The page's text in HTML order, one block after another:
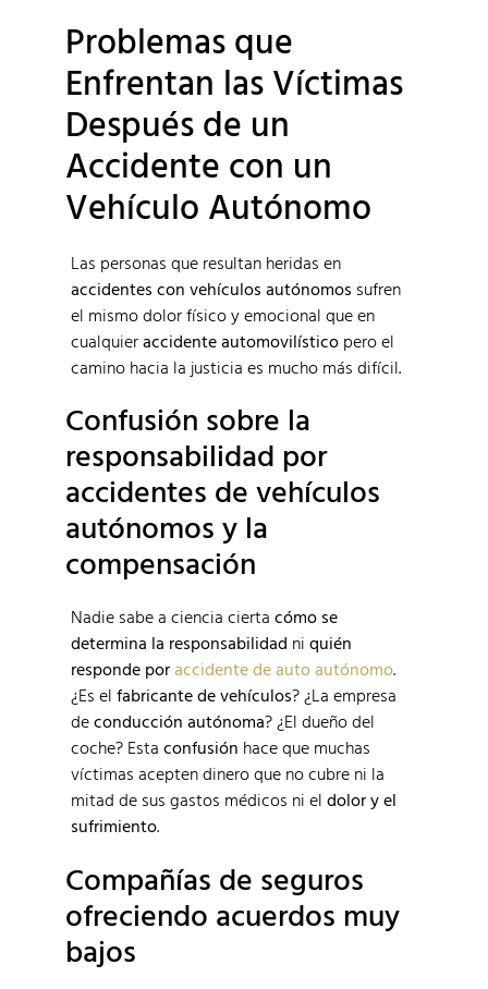
Problemas que
Enfrentan las Víctimas
Después de un
Accidente con un
Vehículo Autónomo
Las personas que resultan heridas en
accidentes con vehículos autónomos sufren
el mismo dolor físico y emocional que en
cualquieraccidente automovilístico pero el
camino hacia la justicia es mucho más difícil.
Confusión sobre la
responsabilidad por
accidentes de vehículos
autónomos y la
compensación
Nadie sabe a ciencia cierta cómo se
determina la responsabilidad ni quién
responde poraccidente de auto autónomo.
¿Es el fabricante de vehículos? ¿La empresa
deconducción autónoma? ¿El dueño del
coche? Esta confusión hace que muchas
víctimas acepten dinero que no cubre ni la
mitad de sus gastos médicos ni el dolor y el
sufrimiento.
Compañías de seguros
ofreciendo acuerdos muy
bajos